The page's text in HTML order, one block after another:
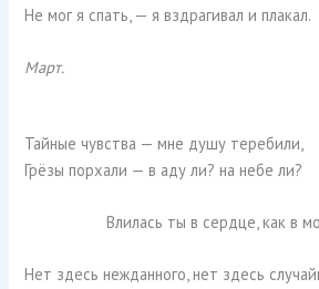
Не мог я спать, — я вздрагивал и плакал.
Март.
Тайные чувства — мне душу теребили,
Грёзы порхали — в аду ли? на небе ли?
Влилась ты в сердце, как в
Нет здесь нежданного, нет здесь